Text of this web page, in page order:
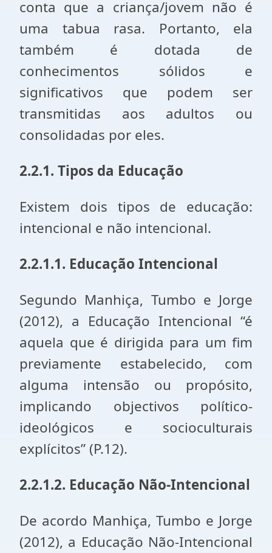
conta que a criança/jovem não é
uma tabua rasa. Portanto, ela
também é dotada de
conhecimentos sólidos e
significativos que podem ser
transmitidas aos adultos ou
consolidadas por eles.
2.2.1. Tipos da Educação
Existem dois tipos de educação:
intencional e não intencional.
2.2.1.1. Educação Intencional
Segundo Manhiça, Tumbo e Jorge
(2012), a Educação Intencional “é
aquela que é dirigida para um fim
previamente estabelecido, com
alguma intensão ou propósito,
implicando objectivos político-
ideológicos e socioculturais
explícitos” (P.12).
2.2.1.2. Educação Não-Intencional
De acordo Manhiça, Tumbo e Jorge
(2012), a Educação Não-Intencional